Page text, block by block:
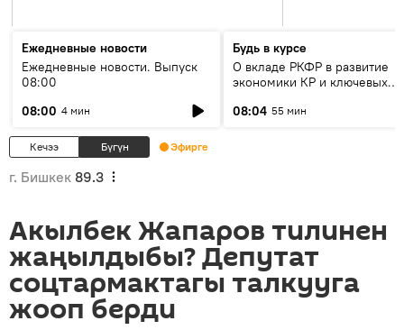
Ежедневные новости
Ежедневные новости. Выпуск
08:00
08:00 4 мин
Будь в курсе
О вкладе РКФР в развитие
экономики КР и ключевых
08:04 55 мин
Кечээ Бүгүн Эфирге
г. Бишкек 89.3
Акылбек Жапаров тилинен
жаңылдыбы? Депутат
соцтармактагы талкууга
жооп берди